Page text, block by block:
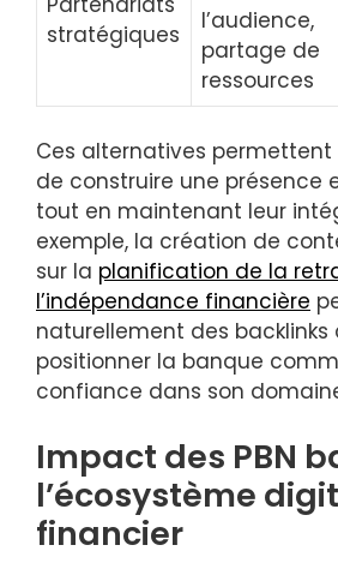
stratégiques
l’audience,
partage de
ressources
Ces alternatives permettent
de construire une présence
tout en maintenant leur
exemple, la création de
sur la planification de la
l’indépendance financière
naturellement des
positionner la banque
confiance dans son
Impact des PBN
l’écosystème
financier